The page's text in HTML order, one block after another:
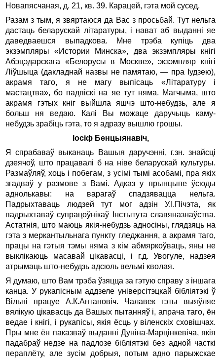
Новапясчаная, д. 21, кв. 39. Карацей, гэта мой сусед.
Разам з тым, я звяртаюся да Вас з просьбай. Тут нельга
дастаць беларускай літаратуры, і нават аб выданні яе
даведваешся выпадкова. Мне трэба купіць два
экзэмпляры «Истории Минска», два экзэмпляры кнігі
Абэцэдарскага «Белорусы в Москве», экзэмпляр кнігі
Ліўшыца (дакладнай назвы не памятаю, — пра Іудзею),
акрамя таго, я не магу выпісаць «Літаратуру і
мастацтва», бо падпіскі на яе тут няма. Магчыма, што
акрамя гэтых кніг выйшла яшчэ што-небудзь, але я
больш ня ведаю. Калі Вы можаце даручыць каму-
небудзь зрабіць гэта, то я адразу вышлю грошы.
Іосіф Бенцыянавіч,
Я спрабаваў выканаць Вашыя даручэнні, г.зн. знайсці
дзеячоў, што працавалі б на ніве беларускай культуры.
Размаўляў, хоць і побегам, з усімі тымі асобамі, пра якіх
згадваў у размове з Вамі. Адказ у прынцыпе ўсюды
аднолькавы: на варагаў спадзявацца нельга.
Падрыхтаваць людзей тут мог адзін У.І.Пічэта, як
падрыхтаваў супрацоўнікаў Інстытута славяназнаўства.
Астатнія, што маюць якія-небудзь адносіны, глядзяць на
гэта з меркантыльнага пункту гледжання, а акрамя таго,
працы на гэтыя тэмы няма з кім абмяркоўваць, яны не
выклікаюць масавай цікавасці, і г.д. Увогуле, надзея
атрымаць што-небудзь адсюль вельмі кволая.
Я думаю, што Вам трэба ўзяцца за гэтую справу з іншага
канца. У рукапісным аддзеле універсітэцкай бібліятэкі ў
Вільні працуе А.К.Антановіч. Чалавек гэты выяўляе
вялікую цікавасць да Вашых пытанняў і, апрача таго, ён
ведае і кнігі, і рукапісы, якія ёсць у віленскіх сховішчах.
Пры мне ён паказваў выданні Дуніна-Марцінкевіча, якія
падабраў недзе на падлозе бібліятэкі без адной часткі
пераплёту, але зусім добрыя, потым адно парыжскае